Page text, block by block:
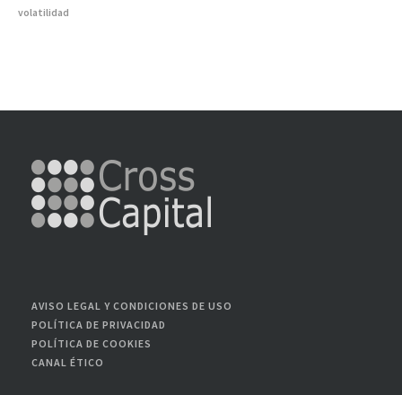
volatilidad
AVISO LEGAL Y CONDICIONES DE USO
POLÍTICA DE PRIVACIDAD
POLÍTICA DE COOKIES
CANAL ÉTICO